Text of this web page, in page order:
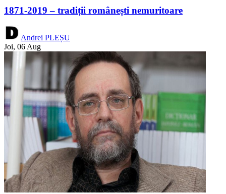
1871-2019 – tradiții românești nemuritoare
Andrei PLEȘU
Joi, 06 Aug